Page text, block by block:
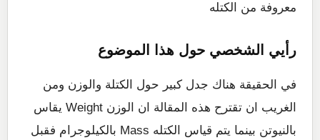
معروفة من الكتله
رأيي الشخصي حول هذا الموضوع
في الحقيقة هناك جدل كبير حول الكتلة والوزن ومن
الغريب ان تقترح هذه المقالة ان الوزن Weight يقاس
بالنيوتن بينما يتم قياس الكتله Mass بالكيلوجرام فقبل